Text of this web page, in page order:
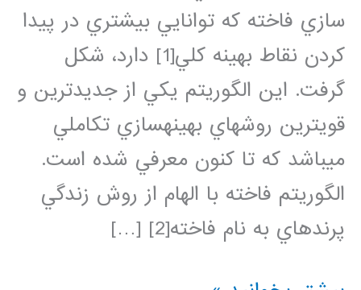
سازي فاخته كه توانايي بيشتري در پيدا
كردن نقاط بهينه كلي[1] دارد، شكل
گرفت. اين الگوريتم يكي از جديدترين و
قويترين روشهاي بهينهسازي تكاملي
ميباشد كه تا كنون معرفي شده است.
الگوريتم فاخته با الهام از روش زندگي
پرندهاي به نام فاخته[2] […]